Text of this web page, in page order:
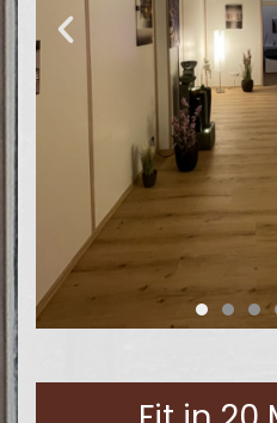
zu setzen und